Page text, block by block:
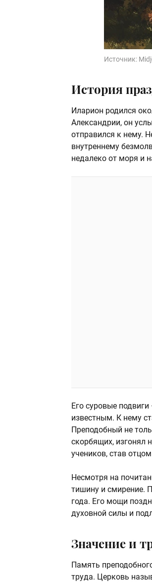
Источник:
История
Иларион родился
Александрии, он
отправился к нему.
внутреннему
недалеко от моря и
Его суровые
известным. К нему
Преподобный не
скорбящих, изгонял
учеников, став
Несмотря на
тишину и смирение.
года. Его мощи
духовной силы и
Значение и
Память
труда. Церковь